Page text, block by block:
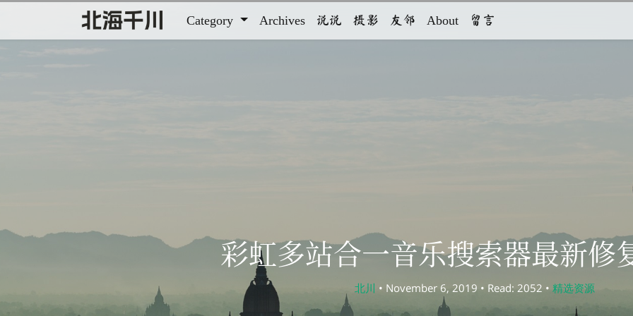
Category Archives 说说 摄影 友邻 About 留言
彩虹多站合一音乐搜索器最新修
北川 • November 6, 2019 • Read: 2052 • 精选资源